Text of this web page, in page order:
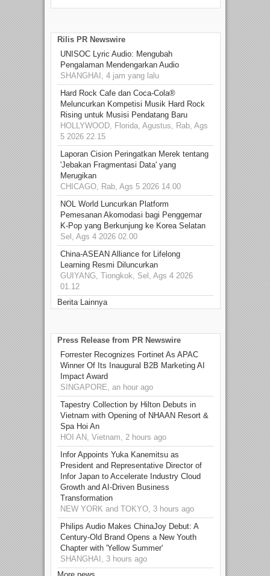
Rilis PR Newswire
UNISOC Lyric Audio: Mengubah
Pengalaman Mendengarkan Audio
SHANGHAI, 4 jam yang lalu
Hard Rock Cafe dan Coca-Cola®
Meluncurkan Kompetisi Musik Hard Rock
Rising untuk Musisi Pendatang Baru
HOLLYWOOD, Florida, Agustus, Rab, Ags
5 2026 22.15
Laporan Cision Peringatkan Merek tentang
'Jebakan Fragmentasi Data' yang
Merugikan
CHICAGO, Rab, Ags 5 2026 14.00
NOL World Luncurkan Platform
Pemesanan Akomodasi bagi Penggemar
K-Pop yang Berkunjung ke Korea Selatan
Sel, Ags 4 2026 02.00
China-ASEAN Alliance for Lifelong
Learning Resmi Diluncurkan
GUIYANG, Tiongkok, Sel, Ags 4 2026
01.12
Berita Lainnya
Press Release from PR Newswire
Forrester Recognizes Fortinet As APAC
Winner Of Its Inaugural B2B Marketing AI
Impact Award
SINGAPORE, an hour ago
Tapestry Collection by Hilton Debuts in
Vietnam with Opening of NHAAN Resort &
Spa Hoi An
HOI AN, Vietnam, 2 hours ago
Infor Appoints Yuka Kanemitsu as
President and Representative Director of
Infor Japan to Accelerate Industry Cloud
Growth and AI-Driven Business
Transformation
NEW YORK and TOKYO, 3 hours ago
Philips Audio Makes ChinaJoy Debut: A
Century-Old Brand Opens a New Youth
Chapter with 'Yellow Summer'
SHANGHAI, 3 hours ago